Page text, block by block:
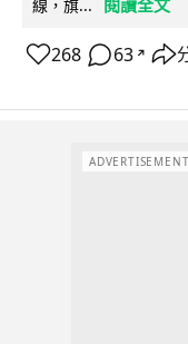
線，旗...
268 63 ↗
ADVERTISEMENT